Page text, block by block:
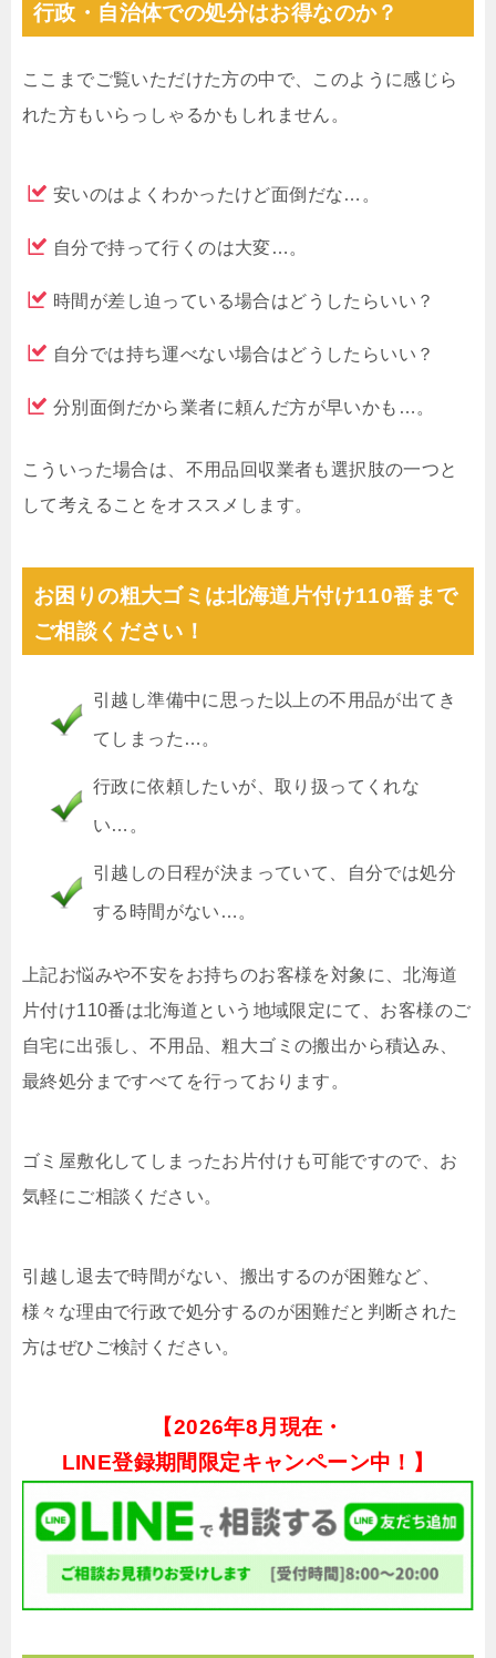
行政・自治体での処分はお得なのか？
ここまでご覧いただけた方の中で、このように感じら
れた方もいらっしゃるかもしれません。
安いのはよくわかったけど面倒だな…。
自分で持って行くのは大変…。
時間が差し迫っている場合はどうしたらいい？
自分では持ち運べない場合はどうしたらいい？
分別面倒だから業者に頼んだ方が早いかも…。
こういった場合は、不用品回収業者も選択肢の一つと
して考えることをオススメします。
お困りの粗大ゴミは北海道片付け110番まで
ご相談ください！
引越し準備中に思った以上の不用品が出てき
てしまった…。
行政に依頼したいが、取り扱ってくれな
い…。
引越しの日程が決まっていて、自分では処分
する時間がない…。
上記お悩みや不安をお持ちのお客様を対象に、北海道
片付け110番は北海道という地域限定にて、お客様のご
自宅に出張し、不用品、粗大ゴミの搬出から積込み、
最終処分まですべてを行っております。
ゴミ屋敷化してしまったお片付けも可能ですので、お
気軽にご相談ください。
引越し退去で時間がない、搬出するのが困難など、
様々な理由で行政で処分するのが困難だと判断された
方はぜひご検討ください。
【2026年8月現在・
LINE登録期間限定キャンペーン中！】